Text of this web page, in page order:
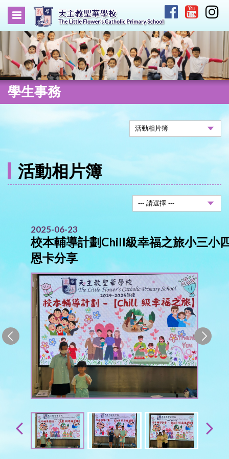
學生事務
活動相片簿
2025-06-23
校本輔導計劃Chill級幸福之旅小三小
恩卡分享